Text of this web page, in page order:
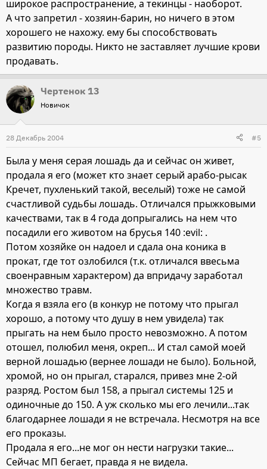
широкое распространение, а текинцы - наоборот.
А что запретил - хозяин-барин, но ничего в этом
хорошего не нахожу. ему бы способствовать
развитию породы. Никто не заставляет лучшие крови
продавать.
Чертенок 13
Новичок
28 Декабрь 2004 #5
Была у меня серая лошадь да и сейчас он живет,
продала я его (может кто знает серый арабо-рысак
Кречет, пухленький такой, веселый) тоже не самой
счастливой судьбы лошадь. Отличался прыжковыми
качествами, так в 4 года допрыгались на нем что
посадили его животом на брусья 140 :evil: .
Потом хозяйке он надоел и сдала она коника в
прокат, где тот озлобился (т.к. отличался ввесьма
своенравным характером) да впридачу заработал
множество травм.
Когда я взяла его (в конкур не потому что прыгал
хорошо, а потому что душу в нем увидела) так
прыгать на нем было просто невозможно. А потом
отошел, полюбил меня, окреп... И стал самой моей
верной лошадью (вернее лошади не было). Больной,
хромой, но он прыгал, старался, привез мне 2-ой
разряд. Ростом был 158, а прыгал системы 125 и
одиночные до 150. А уж сколько мы его лечили...так
благодарнее лошади я не встречала. Несмотря на все
его проказы.
Продала я его...не мог он нести нагрузки такие...
Сейчас МП бегает, правда я не видела.